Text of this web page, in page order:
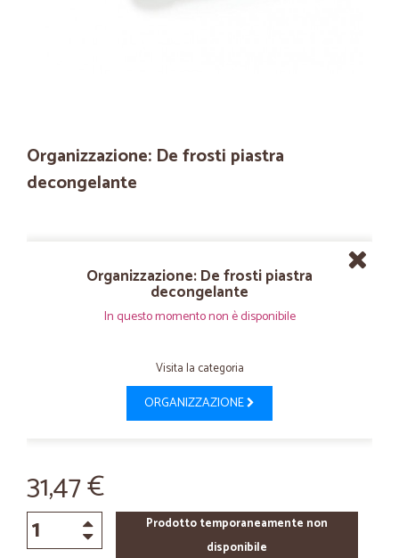
Organizzazione: De frosti piastra
decongelante
Organizzazione: De frosti piastra
decongelante
In questo momento non è disponibile
Visita la categoria
ORGANIZZAZIONE
31,47 €
Prodotto temporaneamente non
disponibile